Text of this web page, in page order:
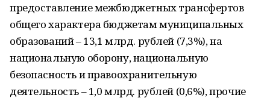
предоставление межбюджетных трансфертов
общего характера бюджетам муниципальных
образований – 13,1 млрд. рублей (7,3%), на
национальную оборону, национальную
безопасность и правоохранительную
деятельность – 1,0 млрд. рублей (0,6%), прочие